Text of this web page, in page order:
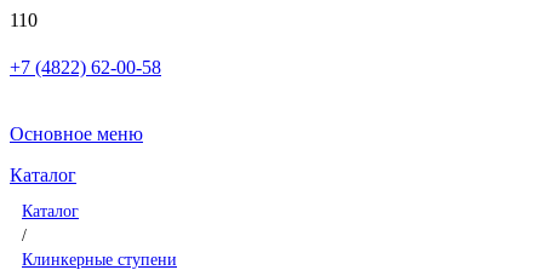
+7 (4822) 62-00-58
Основное меню
Каталог
Каталог
/
Клинкерные ступени